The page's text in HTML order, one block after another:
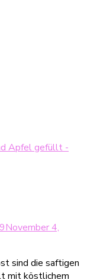
November 4,
sind die saftigen
mit köstlichem